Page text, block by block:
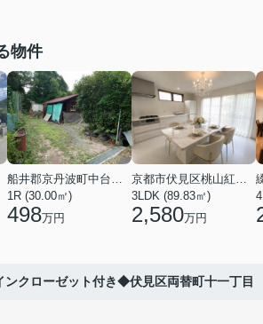
物件
1R (30.00㎡)
498万円
3LDK (89.83㎡)
2,580万円
クローゼット付き◆伏見区両替町十一丁目